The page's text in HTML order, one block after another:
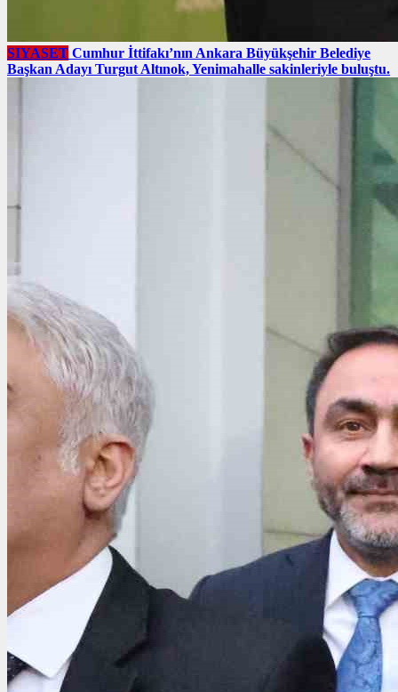
SIYASET Cumhur İttifakı’nın Ankara Büyükşehir Belediye
Başkan Adayı Turgut Altınok, Yenimahalle sakinleriyle buluştu.